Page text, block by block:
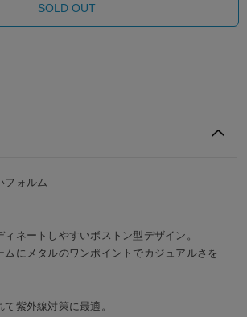
SOLD OUT
フォルム
ネートしやすいボストン型デザイン。
ムにメタルのワンポイントでカジュアルさを
紫外線対策に最適。